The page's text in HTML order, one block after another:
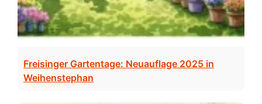
Freisinger Gartentage: Neuauflage 2025 in
Weihenstephan